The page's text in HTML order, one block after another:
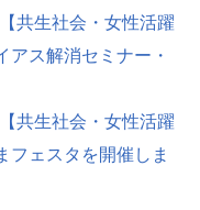
【共生社会・女性活躍
アス解消セミナー・
【共生社会・女性活躍
フェスタを開催しま